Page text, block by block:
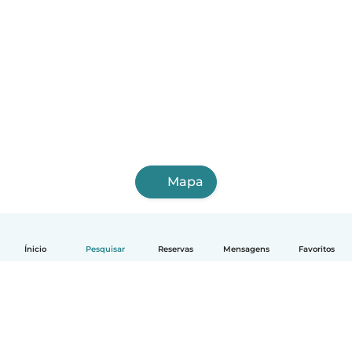
Ínicio Pesquisar Reservas Mensagens Favoritos
Mapa